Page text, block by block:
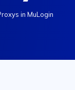
in MuLogin